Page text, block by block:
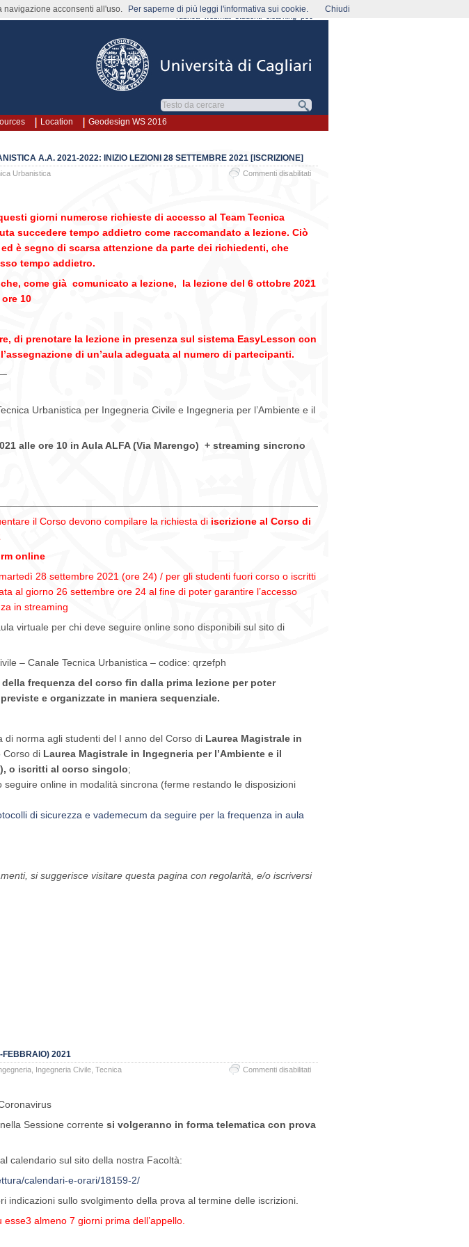
rubrica webmail
Location Geodesign WS 2016
A.A. 2021-2022: INIZIO LEZIONI 28 SETTEMBRE 2021 [ISCRIZIONE]
Urbanistica Commenti disabilitatisu
lezioni
giorni numerose richieste di accesso al Team Tecnica
succedere tempo addietro come raccomandato a lezione. Ciò
è segno di scarsa attenzione da parte dei richiedenti, che
tempo addietro.
come già comunicato a lezione, la lezione del 6 ottobre 2021
10
di prenotare la lezione in presenza sul sistema EasyLesson con
di un’aula adeguata al numero di partecipanti.
Urbanistica per Ingegneria Civile e Ingegneria per l’Ambiente e il
alle ore 10 in Aula ALFA (Via Marengo) + streaming sincrono
il Corso devono compilare la richiesta di iscrizione al Corso di
online
28 settembre 2021 (ore 24) / per gli studenti fuori corso o iscritti
al giorno 26 settembre ore 24 al fine di poter garantire l’accesso
in streaming
virtuale per chi deve seguire online sono disponibili sul sito di
– Canale Tecnica Urbanistica – codice: qrzefph
frequenza del corso fin dalla prima lezione per poter
e organizzate in maniera sequenziale.
di norma agli studenti del I anno del Corso di Laurea Magistrale in
di Laurea Magistrale in Ingegneria per l’Ambiente e il
o iscritti al corso singolo;
online in modalità sincrona (ferme restando le disposizioni
di sicurezza e vademecum da seguire per la frequenza in aula
si suggerisce visitare questa pagina con regolarità, e/o iscriversi
FEBBRAIO) 2021
Ingegneria Civile Tecnica
Commenti disabilitatisu
febbraio)
Sessione corrente si volgeranno in forma telematica con prova
calendario sul sito della nostra Facoltà:
calendari-e-orari/18159-2/
indicazioni sullo svolgimento della prova al termine delle iscrizioni.
almeno 7 giorni prima dell’appello.
navigazione acconsenti all'uso. Per saperne di più leggi l'informativa sui cookie. Chiudi